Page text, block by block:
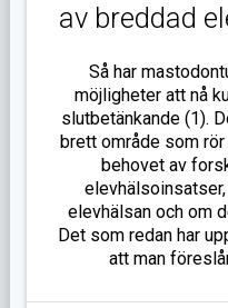
av breddad
Så har
möjligheter att nå
slutbetänkande (1).
brett område som
behovet av
elevhälsan och om
Det som redan har
att man